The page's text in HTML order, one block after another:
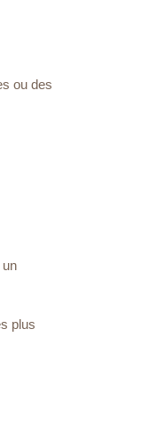
ou des
plus